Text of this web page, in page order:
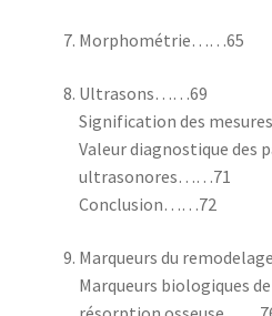
Morphométrie……65
Ultrasons……69
Signification des
Valeur diagnostique des
ultrasonores……71
Conclusion……72
Marqueurs du
Marqueurs biologiques